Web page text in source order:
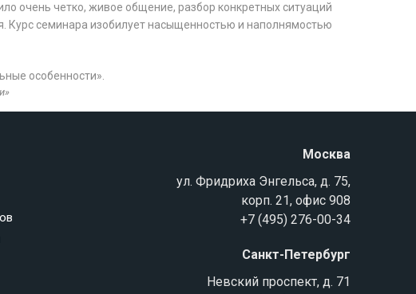
очень четко, живое общение, разбор конкретных ситуаций
Курс семинара изобилует насыщенностью и наполнямостью
особенности».
Москва
ул. Фридриха Энгельса, д. 75,
корп. 21, офис 908
+7 (495) 276-00-34
Санкт-Петербург
Невский проспект, д. 71